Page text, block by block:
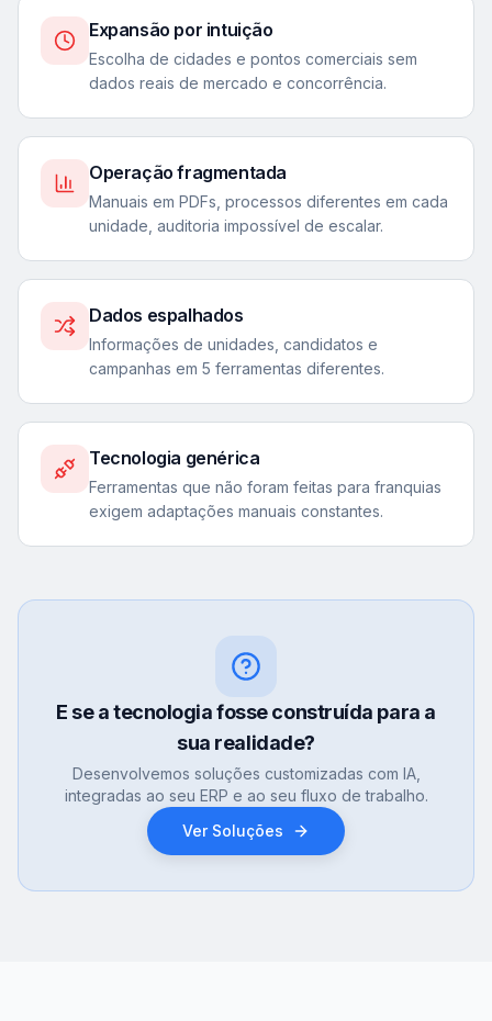
Expansão por intuição
Escolha de cidades e pontos comerciais sem
dados reais de mercado e concorrência.
Operação fragmentada
Manuais em PDFs, processos diferentes em cada
unidade, auditoria impossível de escalar.
Dados espalhados
Informações de unidades, candidatos e
campanhas em 5 ferramentas diferentes.
Tecnologia genérica
Ferramentas que não foram feitas para franquias
exigem adaptações manuais constantes.
E se a tecnologia fosse construída para a
sua realidade?
Desenvolvemos soluções customizadas com IA,
integradas ao seu ERP e ao seu fluxo de trabalho.
Ver Soluções